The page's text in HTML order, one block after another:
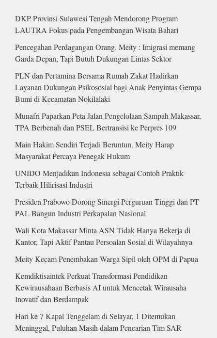
DKP Provinsi Sulawesi Tengah Mendorong Program
LAUTRA Fokus pada Pengembangan Wisata Bahari
Pencegahan Perdagangan Orang. Meity : Imigrasi memang
Garda Depan, Tapi Butuh Dukungan Lintas Sektor
PLN dan Pertamina Bersama Rumah Zakat Hadirkan
Layanan Dukungan Psikososial bagi Anak Penyintas Gempa
Bumi di Kecamatan Nokilalaki
Munafri Paparkan Peta Jalan Pengelolaan Sampah Makassar,
TPA Berbenah dan PSEL Bertransisi ke Perpres 109
Main Hakim Sendiri Terjadi Beruntun, Meity Harap
Masyarakat Percaya Penegak Hukum
UNIDO Menjadikan Indonesia sebagai Contoh Praktik
Terbaik Hilirisasi Industri
Presiden Prabowo Dorong Sinergi Perguruan Tinggi dan PT
PAL Bangun Industri Perkapalan Nasional
Wali Kota Makassar Minta ASN Tidak Hanya Bekerja di
Kantor, Tapi Aktif Pantau Persoalan Sosial di Wilayahnya
Meity Kecam Penembakan Warga Sipil oleh OPM di Papua
Kemdiktisaintek Perkuat Transformasi Pendidikan
Kewirausahaan Berbasis AI untuk Mencetak Wirausaha
Inovatif dan Berdampak
Hari ke 7 Kapal Tenggelam di Selayar, 1 Ditemukan
Meninggal, Puluhan Masih dalam Pencarian Tim SAR